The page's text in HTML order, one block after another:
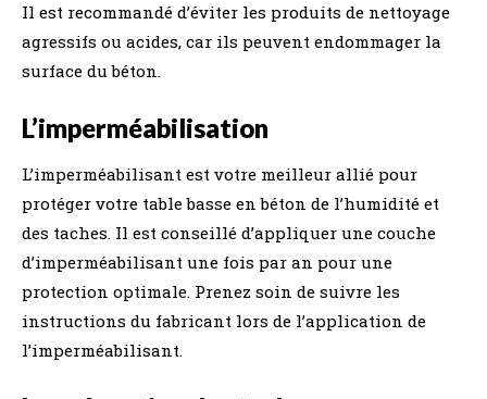
Il est recommandé d’éviter les produits de nettoyage
agressifs ou acides, car ils peuvent endommager la
surface du béton.
L’imperméabilisation
L’imperméabilisant est votre meilleur allié pour
protéger votre table basse en béton de l’humidité et
des taches. Il est conseillé d’appliquer une couche
d’imperméabilisant une fois par an pour une
protection optimale. Prenez soin de suivre les
instructions du fabricant lors de l’application de
l’imperméabilisant.